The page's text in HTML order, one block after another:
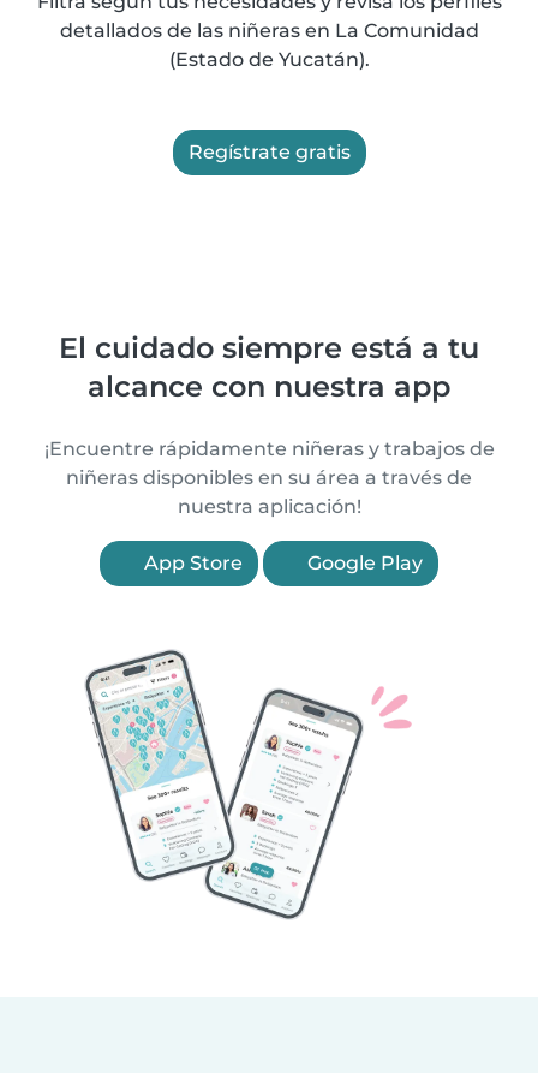
detallados de las niñeras en La Comunidad
(Estado de Yucatán).
Regístrate gratis
El cuidado siempre está a tu
alcance con nuestra app
¡Encuentre rápidamente niñeras y trabajos de
niñeras disponibles en su área a través de
nuestra aplicación!
App Store Google Play